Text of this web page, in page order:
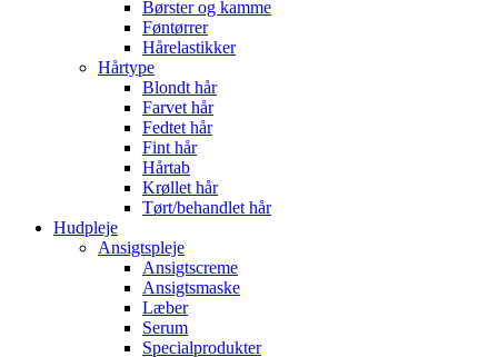
Børster og kamme
Føntørrer
Hårelastikker
Hårtype
Blondt hår
Farvet hår
Fedtet hår
Fint hår
Hårtab
Krøllet hår
Tørt/behandlet hår
Hudpleje
Ansigtspleje
Ansigtscreme
Ansigtsmaske
Læber
Serum
Specialprodukter